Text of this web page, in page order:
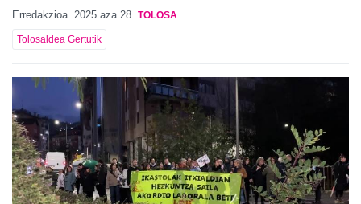
Erredakzioa 2025 aza 28 TOLOSA
Tolosaldea Gertutik